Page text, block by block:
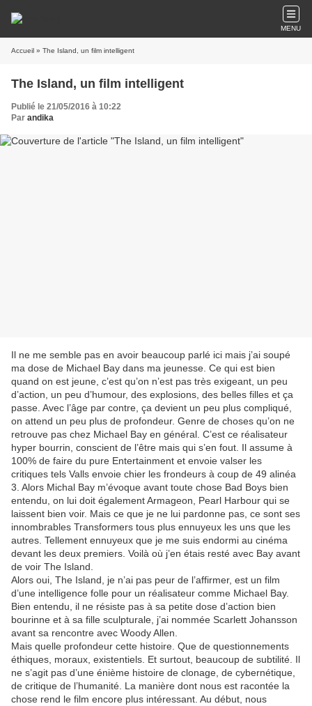
MENU
Accueil » The Island, un film intelligent
The Island, un film intelligent
Publié le 21/05/2016 à 10:22
Par andika
Il ne me semble pas en avoir beaucoup parlé ici mais j’ai soupé
ma dose de Michael Bay dans ma jeunesse. Ce qui est bien
quand on est jeune, c’est qu’on n’est pas très exigeant, un peu
d’action, un peu d’humour, des explosions, des belles filles et ça
passe. Avec l’âge par contre, ça devient un peu plus compliqué,
on attend un peu plus de profondeur. Genre de choses qu’on ne
retrouve pas chez Michael Bay en général. C’est ce réalisateur
hyper bourrin, conscient de l’être mais qui s’en fout. Il assume à
100% de faire du pure Entertainment et envoie valser les
critiques tels Valls envoie chier les frondeurs à coup de 49 alinéa
3. Alors Michal Bay m’évoque avant toute chose Bad Boys bien
entendu, on lui doit également Armageon, Pearl Harbour qui se
laissent bien voir. Mais ce que je ne lui pardonne pas, ce sont ses
innombrables Transformers tous plus ennuyeux les uns que les
autres. Tellement ennuyeux que je me suis endormi au cinéma
devant les deux premiers. Voilà où j’en étais resté avec Bay avant
de voir The Island.
Alors oui, The Island, je n’ai pas peur de l’affirmer, est un film
d’une intelligence folle pour un réalisateur comme Michael Bay.
Bien entendu, il ne résiste pas à sa petite dose d’action bien
bourinne et à sa fille sculpturale, j’ai nommée Scarlett Johansson
avant sa rencontre avec Woody Allen.
Mais quelle profondeur cette histoire. Que de questionnements
éthiques, moraux, existentiels. Et surtout, beaucoup de subtilité. Il
ne s’agit pas d’une énième histoire de clonage, de cybernétique,
de critique de l’humanité. La manière dont nous est racontée la
chose rend le film encore plus intéressant. Au début, nous